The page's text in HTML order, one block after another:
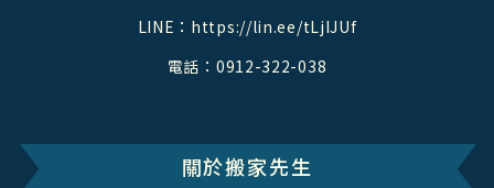
關於搬家先生
LINE： https://lin.ee/tLjIJUf
電話： 0912-322-038